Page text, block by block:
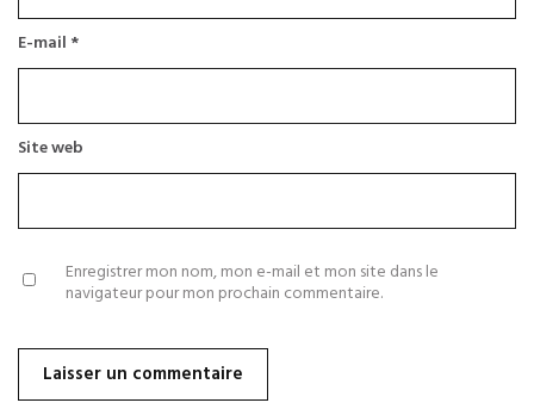
E-mail *
Site web
Enregistrer mon nom, mon e-mail et mon site dans le
navigateur pour mon prochain commentaire.